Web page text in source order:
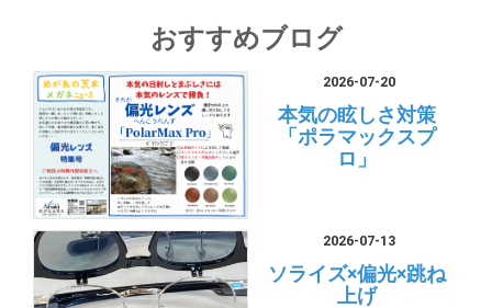
おすすめブログ
2026-07-20
本気の眩しさ対策
「ポラマックスプ
ロ」
2026-07-13
ソライズ×偏光×跳ね
上げ